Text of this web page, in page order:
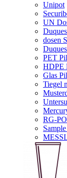
Unipot
UN
dosen
PET
HDPE
Glas
Tiegel
RG-